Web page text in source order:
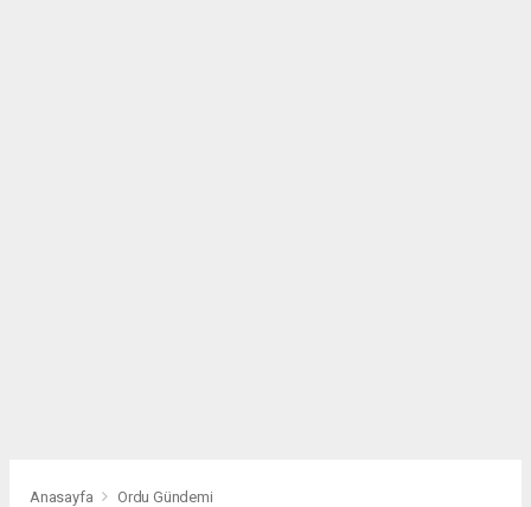
Anasayfa Ordu Gündemi